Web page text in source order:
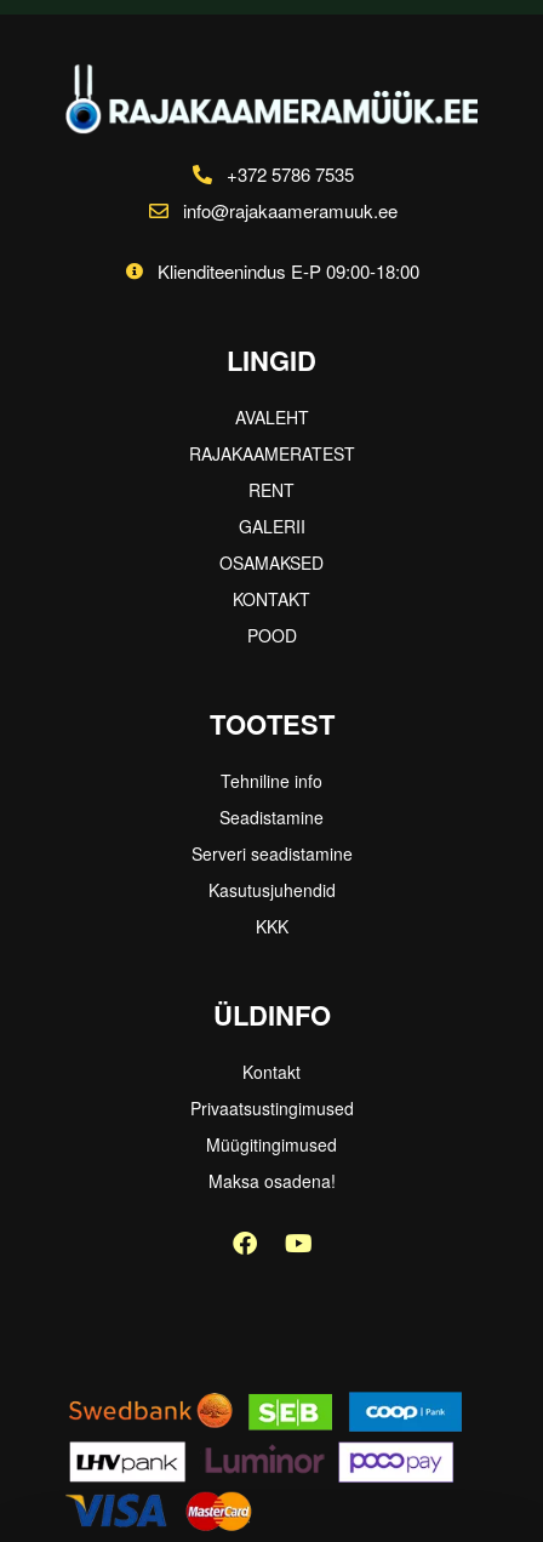
+372 5786 7535
info@rajakaameramuuk.ee
Klienditeenindus E-P 09:00-18:00
LINGID
AVALEHT
RAJAKAAMERATEST
RENT
GALERII
OSAMAKSED
KONTAKT
POOD
TOOTEST
Tehniline info
Seadistamine
Serveri seadistamine
Kasutusjuhendid
KKK
ÜLDINFO
Kontakt
Privaatsustingimused
Müügitingimused
Maksa osadena!